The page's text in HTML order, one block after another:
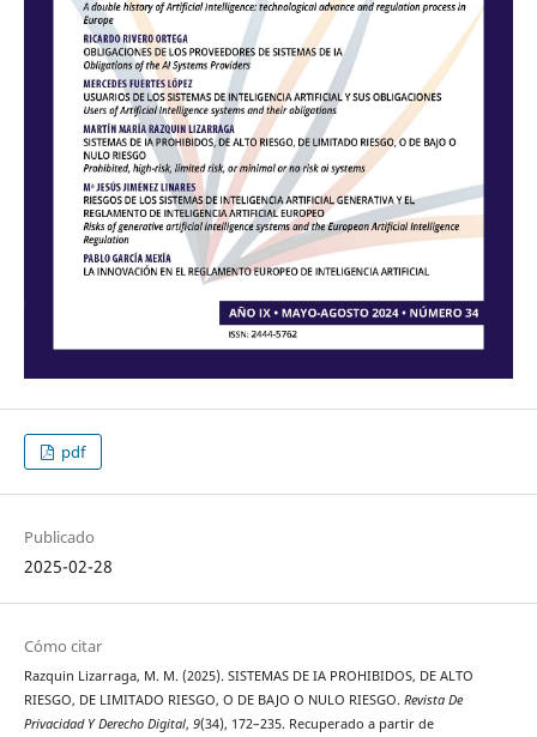
pdf
Publicado
2025-02-28
Cómo citar
Razquin Lizarraga, M. M. (2025). SISTEMAS DE IA PROHIBIDOS, DE ALTO
RIESGO, DE LIMITADO RIESGO, O DE BAJO O NULO RIESGO. Revista De
Privacidad Y Derecho Digital, 9(34), 172–235. Recuperado a partir de